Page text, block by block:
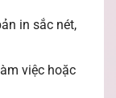
in sắc nét,
việc hoặc